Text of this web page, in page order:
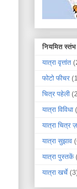
नियमित स्तंभ
यात्रा वृत्तांत
फोटो फीचर
चित्र पहेली
यात्रा विविधा
यात्रा चित्र
यात्रा सुझाव
यात्रा पुस्तकें
यात्रा खर्चे